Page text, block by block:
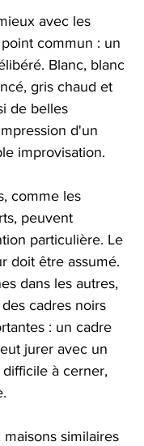
avec les
commun : un
Blanc, blanc
gris chaud et
de belles
d'un
improvisation.
comme les
peuvent
particulière. Le
doit être assumé.
dans les autres,
cadres noirs
: un cadre
jurer avec un
à cerner,
similaires